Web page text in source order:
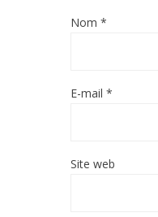
Nom *
E-mail *
Site web